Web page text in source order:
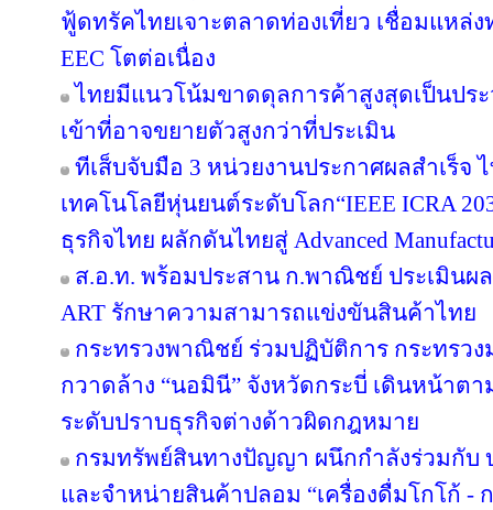
ฟู้ดทรัคไทยเจาะตลาดท่องเที่ยว เชื่อมแหล่ง
EEC โตต่อเนื่อง
ไทยมีแนวโน้มขาดดุลการค้าสูงสุดเป็นปร
เข้าที่อาจขยายตัวสูงกว่าที่ประเมิน
ทีเส็บจับมือ 3 หน่วยงานประกาศผลสำเร็จ
เทคโนโลยีหุ่นยนต์ระดับโลก“IEEE ICRA
ธุรกิจไทย ผลักดันไทยสู่ Advanced
ส.อ.ท. พร้อมประสาน ก.พาณิชย์ ประเมินผ
ART รักษาความสามารถแข่งขันสินค้าไทย
กระทรวงพาณิชย์ ร่วมปฏิบัติการ กระทรว
กวาดล้าง “นอมินี” จังหวัดกระบี่ เดินหน้าต
ระดับปราบธุรกิจต่างด้าวผิดกฎหมาย
กรมทรัพย์สินทางปัญญา ผนึกกำลังร่วมกับ
และจำหน่ายสินค้าปลอม “เครื่องดื่มโกโก้ -